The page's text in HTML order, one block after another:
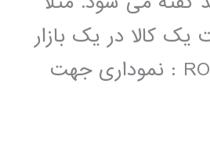
کالا در یک بازار
بورس. نمودار ROC : نموداری جهت